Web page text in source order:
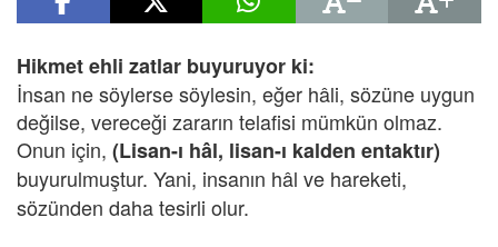
Hikmet ehli zatlar buyuruyor ki:
İnsan ne söylerse söylesin, eğer hâli, sözüne uygun
değilse, vereceği zararın telafisi mümkün olmaz.
Onun için, (Lisan-ı hâl, lisan-ı kalden entaktır)
buyurulmuştur. Yani, insanın hâl ve hareketi,
sözünden daha tesirli olur.